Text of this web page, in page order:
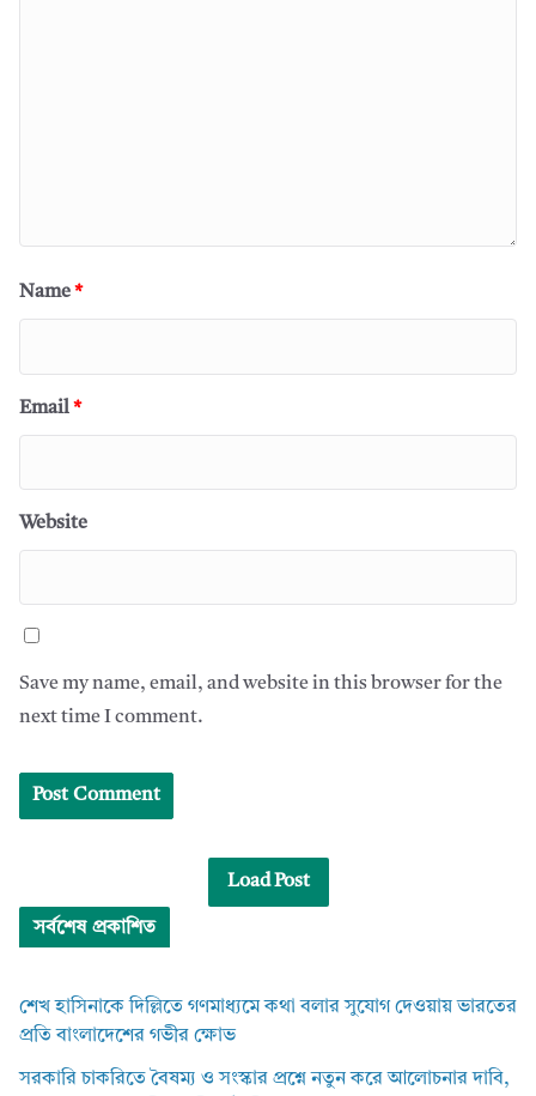
Name*
Email*
Website
Save my name, email, and website in this browser for the
next time I comment.
Load Post
সর্বশেষ প্রকাশিত
শেখ হাসিনাকে দিল্লিতে গণমাধ্যমে কথা বলার সুযোগ দেওয়ায় ভারতের
প্রতি বাংলাদেশের গভীর ক্ষোভ
সরকারি চাকরিতে বৈষম্য ও সংস্কার প্রশ্নে নতুন করে আলোচনার দাবি,